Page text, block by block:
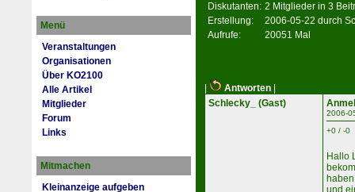
Menü
Veranstaltungen
Organisationen
Über KO2100
Alle Artikel
Mitglieder
Forum
Links
Mitmachen
Kleinanzeige aufgeben
Diskutanten: 2 Mitglieder in 3
Erstellung:
2006-05-22 durch
Aufrufe:
20051 Mal
Antworten
Schlecky_ (Gast)
2006-
+0 / -0
Hallo
und